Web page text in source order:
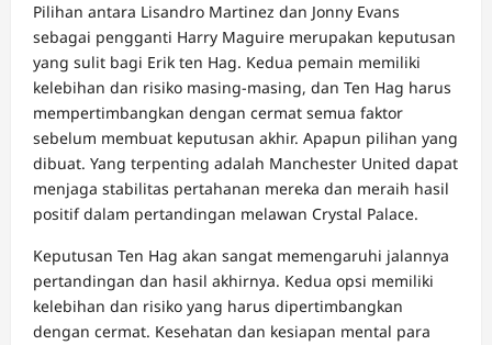
Pilihan antara Lisandro Martinez dan Jonny Evans
sebagai pengganti Harry Maguire merupakan keputusan
yang sulit bagi Erik ten Hag. Kedua pemain memiliki
kelebihan dan risiko masing-masing, dan Ten Hag harus
mempertimbangkan dengan cermat semua faktor
sebelum membuat keputusan akhir. Apapun pilihan yang
dibuat. Yang terpenting adalah Manchester United dapat
menjaga stabilitas pertahanan mereka dan meraih hasil
positif dalam pertandingan melawan Crystal Palace.
Keputusan Ten Hag akan sangat memengaruhi jalannya
pertandingan dan hasil akhirnya. Kedua opsi memiliki
kelebihan dan risiko yang harus dipertimbangkan
dengan cermat. Kesehatan dan kesiapan mental para